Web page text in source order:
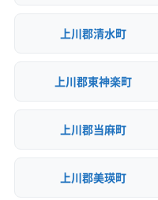
上川郡清水町
上川郡東神楽町
上川郡当麻町
上川郡美瑛町